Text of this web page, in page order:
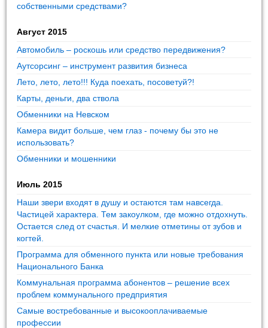
собственными средствами?
Август 2015
Автомобиль – роскошь или средство передвижения?
Аутсорсинг – инструмент развития бизнеса
Лето, лето, лето!!! Куда поехать, посоветуй?!
Карты, деньги, два ствола
Обменники на Невском
Камера видит больше, чем глаз - почему бы это не
использовать?
Обменники и мошенники
Июль 2015
Наши звери входят в душу и остаются там навсегда.
Частицей характера. Тем закоулком, где можно отдохнуть.
Остается след от счастья. И мелкие отметины от зубов и
когтей.
Программа для обменного пункта или новые требования
Национального Банка
Коммунальная программа абонентов – решение всех
проблем коммунального предприятия
Самые востребованные и высокооплачиваемые
профессии